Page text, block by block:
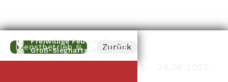
Freiwillige Feuerwehr
Groß-Siegharts-Stadt
Dienstbetrieb Zurück
2025